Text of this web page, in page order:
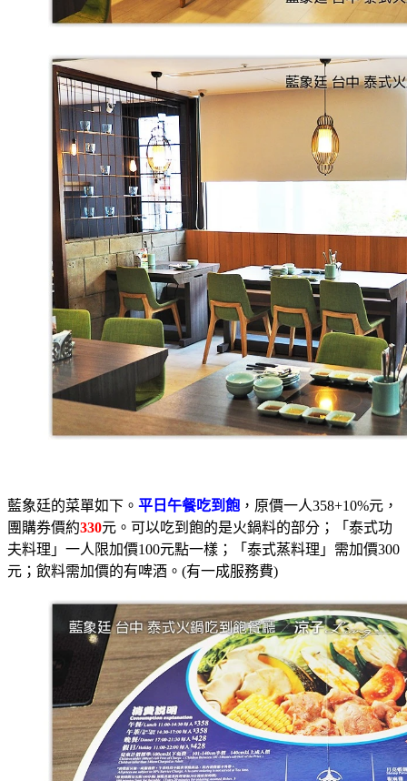
藍象廷的菜單如下。 平日午餐吃到飽 ，原價一人358+10%元，
團購券價約330元。可以吃到飽的是火鍋料的部分；「泰式功
夫料理」一人限加價100元點一樣；「泰式蒸料理」需加價300
元；飲料需加價的有啤酒。(有一成服務費)